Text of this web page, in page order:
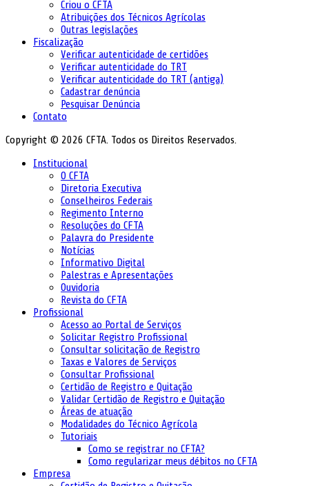
Criou o CFTA
Atribuições dos Técnicos Agrícolas
Outras legislações
Fiscalização
Verificar autenticidade de certidões
Verificar autenticidade do TRT
Verificar autenticidade do TRT (antiga)
Cadastrar denúncia
Pesquisar Denúncia
Contato
Copyright © 2026 CFTA. Todos os Direitos Reservados.
Institucional
O CFTA
Diretoria Executiva
Conselheiros Federais
Regimento Interno
Resoluções do CFTA
Palavra do Presidente
Notícias
Informativo Digital
Palestras e Apresentações
Ouvidoria
Revista do CFTA
Profissional
Acesso ao Portal de Serviços
Solicitar Registro Profissional
Consultar solicitação de Registro
Taxas e Valores de Serviços
Consultar Profissional
Certidão de Registro e Quitação
Validar Certidão de Registro e Quitação
Áreas de atuação
Modalidades do Técnico Agrícola
Tutoriais
Como se registrar no CFTA?
Como regularizar meus débitos no CFTA
Empresa